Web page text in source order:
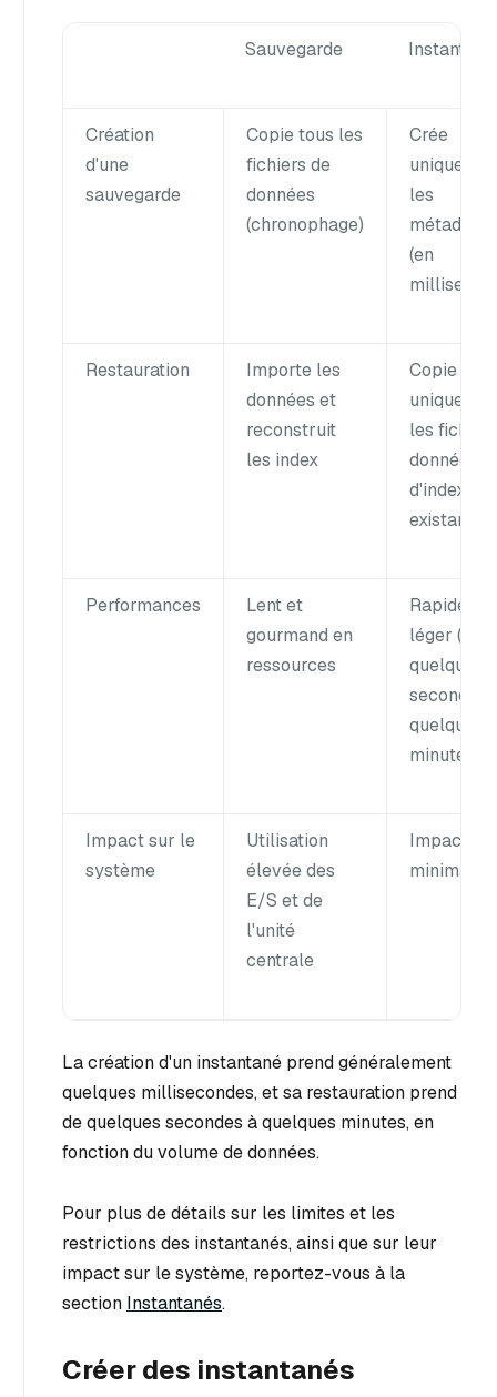
Sauvegarde Instantané
Création
d'une
sauvegarde
Copie tous les
fichiers de
données
(chronophage)
Crée
les
(en
Restauration
Importe les
données et
reconstruit
les index
Copie
les
données
d'index
existants
Performances
Lent et
gourmand en
ressources
Rapide et
léger (de
quelques
secondes
quelques
minutes)
Impact sur le
système
Utilisation
élevée des
E/S et de
l'unité
centrale
Impact
minimal
La création d'un instantané prend généralement
quelques millisecondes, et sa restauration prend
de quelques secondes à quelques minutes, en
fonction du volume de données.
Pour plus de détails sur les limites et les
restrictions des instantanés, ainsi que sur leur
impact sur le système, reportez-vous à la
section Instantanés.
Créer des instantanés